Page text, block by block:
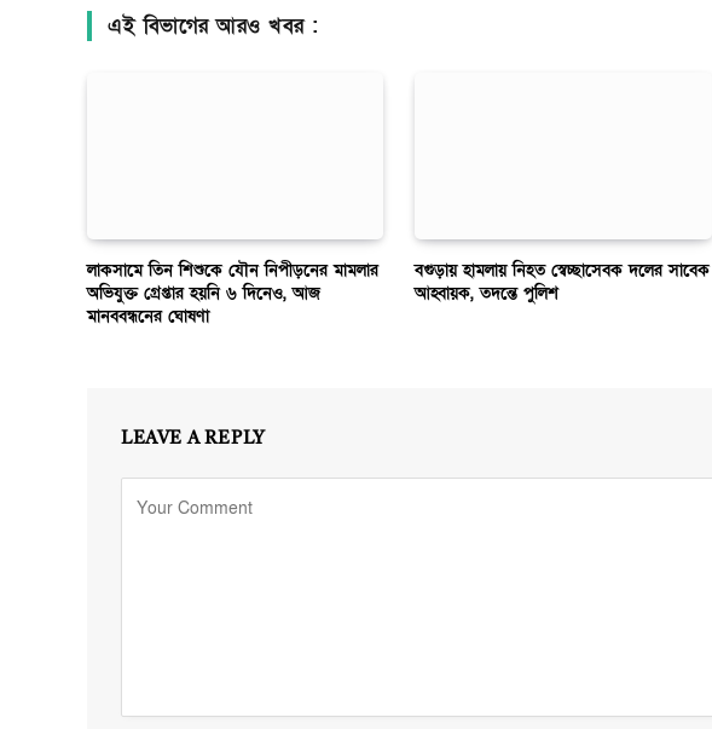
এই বিভাগের আরও খবর :
লাকসামে তিন শিশুকে যৌন নিপীড়নের মামলার
অভিযুক্ত গ্রেপ্তার হয়নি ৬ দিনেও, আজ
মানববন্ধনের ঘোষণা
বগুড়ায় হামলায় নিহত স্বেচ্ছাসেবক দলের সাবেক
আহ্বায়ক, তদন্তে পুলিশ
LEAVE A REPLY